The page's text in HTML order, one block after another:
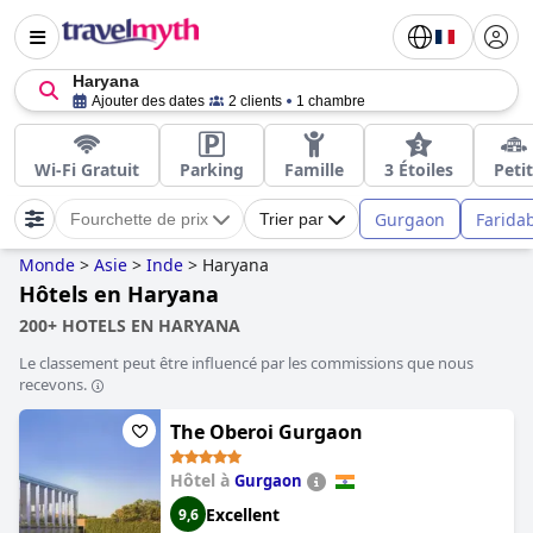
Haryana
Ajouter des dates 2 clients 1 chambre
Wi-Fi Gratuit Parking Famille 3 Étoiles Petit
Fourchette de prix Trier par Gurgaon
Monde > Asie > Inde > Haryana
Hôtels en Haryana
200+ HOTELS EN HARYANA
Le classement peut être influencé par les commissions que nous
recevons.
The Oberoi Gurgaon
Hôtel à Gurgaon
9,6 Excellent